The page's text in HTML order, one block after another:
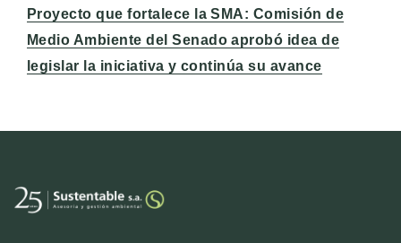
Entrada
siguiente:
Proyecto que fortalece la SMA: Comisión de
Medio Ambiente del Senado aprobó idea de
legislar la iniciativa y continúa su avance